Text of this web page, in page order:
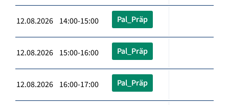
12.08.2026 14:00-15:00 Pal_Präp
12.08.2026 15:00-16:00 Pal_Präp
12.08.2026 16:00-17:00 Pal_Präp